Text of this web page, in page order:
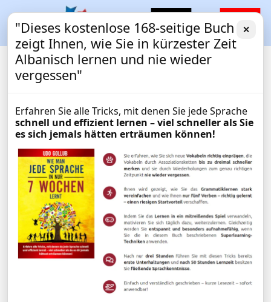
"Dieses kostenlose 168-seitige Buch
zeigt Ihnen, wie Sie in kürzester Zeit
Albanisch lernen und nie wieder
vergessen"
✕
Erfahren Sie alle Tricks, mit denen Sie jede Sprache
schnell und effizient lernen – viel schneller als Sie
es sich jemals hätten erträumen können!